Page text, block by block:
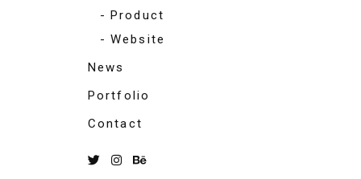
Product
Website
News
Portfolio
Contact